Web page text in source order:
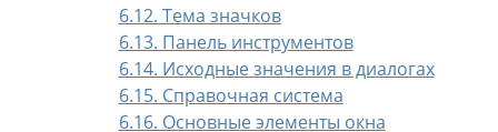
6.12. Тема значков
6.13. Панель инструментов
6.14. Исходные значения в диалогах
6.15. Справочная система
6.16. Основные элементы окна